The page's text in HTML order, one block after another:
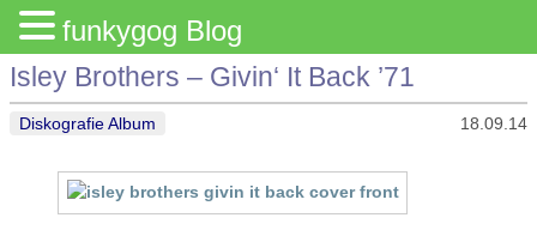
Isley Brothers – Givin‘ It Back ’71
Diskografie Album 18.09.14
funkygog Blog